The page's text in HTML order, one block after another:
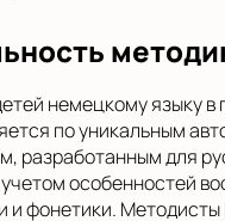
немецкому языку в
по уникальным
разработанным для
особенностей
и фонетики. Методисты